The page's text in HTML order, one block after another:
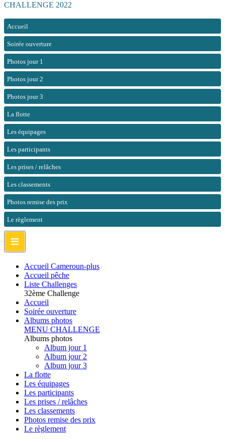
CHALLENGE 2022
Accueil
Soirée ouverture
Photos jour 1
Photos jour 2
Photos jour 3
La flotte
Les équipages
Les participants
Les prises / relâches
Les classements
Photos remise des prix
Le règlement
≡
Accueil Cameroun-plus
Accueil pêche
Liste Challenges
32ème Challenge
Accueil
Soirée ouverture
Albums photos
MENU CHALLENGE
Albums photos
Album jour 1
Album jour 2
Album jour 3
La flotte
Les équipages
Les participants
Les prises / relâches
Les classements
Photos remise des prix
Le règlement